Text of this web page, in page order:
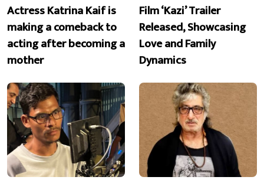
Actress Katrina Kaif is
making a comeback to
acting after becoming a
mother
Film ‘Kazi’ Trailer
Released, Showcasing
Love and Family
Dynamics